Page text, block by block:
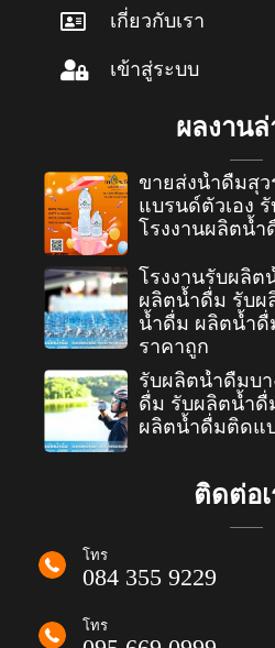
เกี่ยวกับเรา
เข้าสู่ระบบ
ผลงาน
ขายส่งน้ำดื่มสุ
แบรนด์ตัวเอง
โรงงานผลิตน้ำ
โรงงานรับผลิต
ผลิตน้ำดื่ม รับผ
น้ำดื่ม ผลิตน้ำ
ราคาถูก
รับผลิตน้ำดื่มบา
ดื่ม รับผลิตน้ำ
ผลิตน้ำดื่มติดแ
ติดต่อเ
โทร
084 355 9229
โทร